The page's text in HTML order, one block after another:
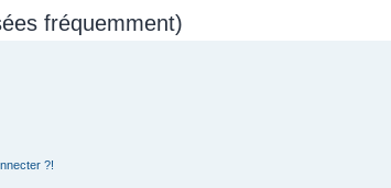
fréquemment)
?!